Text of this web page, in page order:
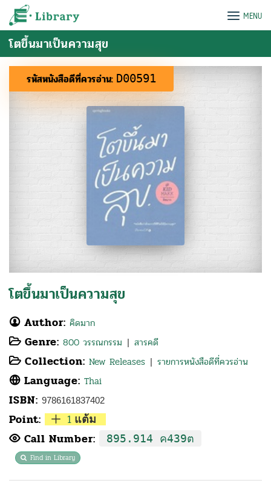
Skip
content
e-Library MENU
โตขึ้นมาเป็นความสุข
รหัสหนังสือดีที่ควรอ่าน: D00591
โตขึ้นมาเป็นความสุข
Author: คิดมาก
Genre: 800 วรรณกรรม | สารคดี
Collection: New Releases | รายการหนังสือดีที่ควรอ่าน
Language: Thai
ISBN: 9786161837402
Point: 1 แต้ม
Call Number: 895.914 ค439ต
Find in Library